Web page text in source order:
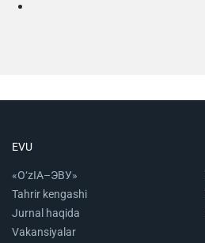
EVU
«O‘zIA–ЭВУ»
Tahrir kengashi
Jurnal haqida
Vakansiyalar